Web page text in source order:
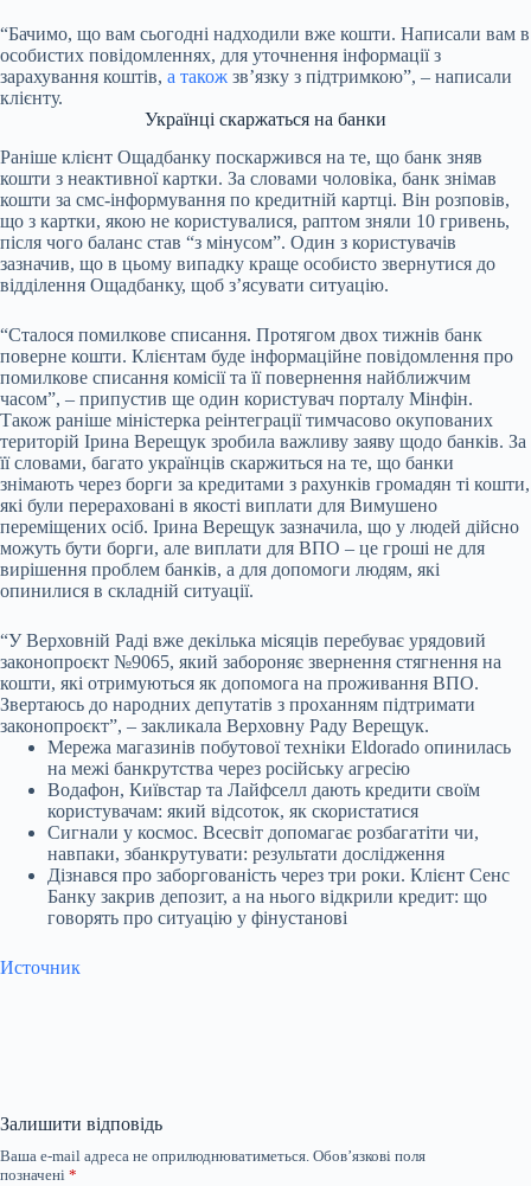
“Бачимо, що вам сьогодні надходили вже кошти. Написали вам в
особистих повідомленнях, для уточнення інформації з
зарахування коштів, а також зв’язку з підтримкою”, – написали
клієнту.
Українці скаржаться на банки
Раніше клієнт Ощадбанку поскаржився на те, що банк зняв
кошти з неактивної картки. За словами чоловіка, банк знімав
кошти за смс-інформування по кредитній картці. Він розповів,
що з картки, якою не користувалися, раптом зняли 10 гривень,
після чого баланс став “з мінусом”. Один з користувачів
зазначив, що в цьому випадку краще особисто звернутися до
відділення Ощадбанку, щоб з’ясувати ситуацію.
“Сталося помилкове списання. Протягом двох тижнів банк
поверне кошти. Клієнтам буде інформаційне повідомлення про
помилкове списання комісії та її повернення найближчим
часом”, – припустив ще один користувач порталу Мінфін.
Також раніше міністерка реінтеграції тимчасово окупованих
територій Ірина Верещук зробила важливу заяву щодо банків. За
її словами, багато українців скаржиться на те, що банки
знімають через борги за кредитами з рахунків громадян ті кошти,
які були перераховані в якості виплати для Вимушено
переміщених осіб. Ірина Верещук зазначила, що у людей дійсно
можуть бути борги, але виплати для ВПО – це гроші не для
вирішення проблем банків, а для допомоги людям, які
опинилися в складній ситуації.
“У Верховній Раді вже декілька місяців перебуває урядовий
законопроєкт №9065, який забороняє звернення стягнення на
кошти, які отримуються як допомога на проживання ВПО.
Звертаюсь до народних депутатів з проханням підтримати
законопроєкт”, – закликала Верховну Раду Верещук.
Мережа магазинів побутової техніки Eldorado опинилась
на межі банкрутства через російську агресію
Водафон, Київстар та Лайфселл дають кредити своїм
користувачам: який відсоток, як скористатися
Сигнали у космос. Всесвіт допомагає розбагатіти чи,
навпаки, збанкрутувати: результати дослідження
Дізнався про заборгованість через три роки. Клієнт Сенс
Банку закрив депозит, а на нього відкрили кредит: що
говорять про ситуацію у фінустанові
Источник
Залишити відповідь
Ваша e-mail адреса не оприлюднюватиметься. Обов’язкові поля
позначені *